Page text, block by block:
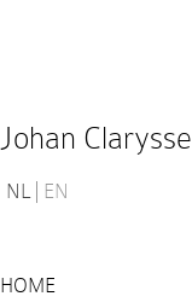
Johan Clarysse
NL EN
HOME